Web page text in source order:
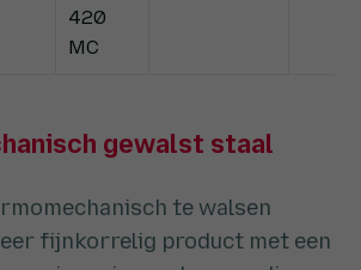
420
MC
gewalst staal
te walsen
fijnkorrelig product met een